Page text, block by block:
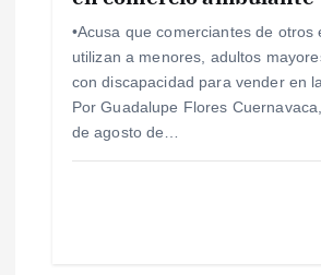
•Acusa que comerciantes de otros
utilizan a menores, adultos
con discapacidad para vender en
Por Guadalupe Flores
de agosto de…